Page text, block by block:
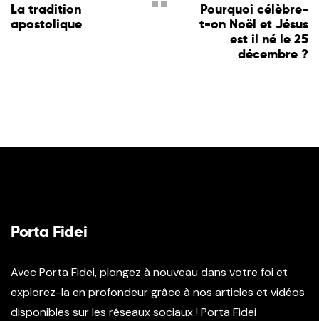
La tradition
apostolique
Pourquoi célèbre-
t-on Noël et Jésus
est il né le 25
décembre ?
Porta Fidei
Avec Porta Fidei, plongez à nouveau dans votre foi et
explorez-la en profondeur grâce à nos articles et vidéos
disponibles sur les réseaux sociaux ! Porta Fidei